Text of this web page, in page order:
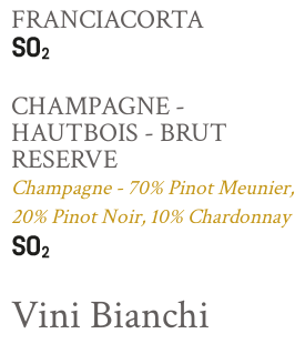
FRANCIACORTA
CHAMPAGNE -
HAUTBOIS - BRUT
RESERVE
Champagne - 70% Pinot Meunier,
20% Pinot Noir, 10% Chardonnay
Vini Bianchi